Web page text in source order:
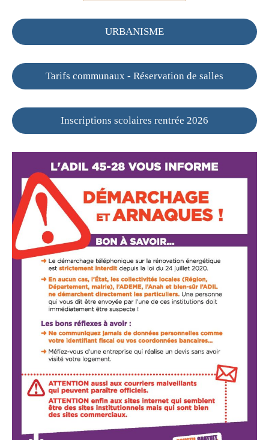
URBANISME
Tarifs communaux - Réservation de salles
Inscriptions scolaires rentrée 2026